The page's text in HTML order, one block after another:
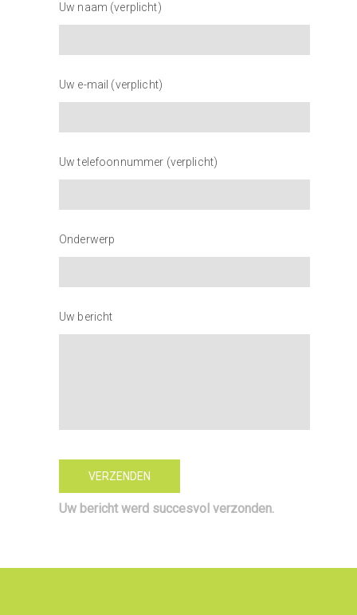
Uw naam (verplicht)
Uw e-mail (verplicht)
Uw telefoonnummer (verplicht)
Onderwerp
Uw bericht
Uw bericht werd succesvol verzonden.